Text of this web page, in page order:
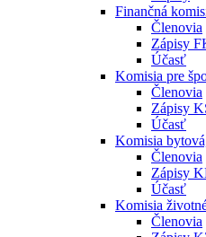
Finančná
Členovia
Zápisy
Účasť
Komisia pre
Členovia
Zápisy
Účasť
Komisia
Členovia
Zápisy
Účasť
Komisia
Členovia